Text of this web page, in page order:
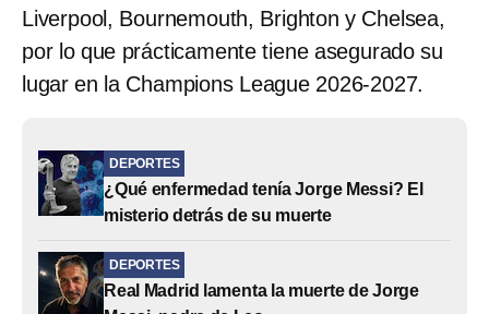
Liverpool, Bournemouth, Brighton y Chelsea,
por lo que prácticamente tiene asegurado su
lugar en la Champions League 2026-2027.
DEPORTES
¿Qué enfermedad tenía Jorge Messi? El
misterio detrás de su muerte
DEPORTES
Real Madrid lamenta la muerte de Jorge